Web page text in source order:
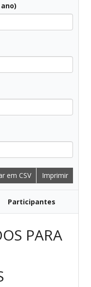
em CSV Imprimir
Participantes
PARA